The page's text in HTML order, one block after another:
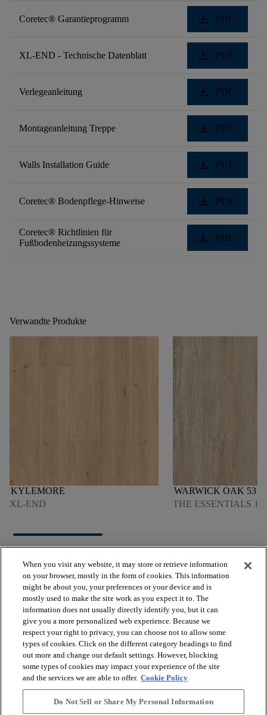
Coretec® Garantieprogramm download PDF
XL-END - Technische Datenblatt download PDF
Verlegeanleitung download PDF
Montageanleitung Treppe download PDF
Walls Installation Guide download PDF
Coretec® Bodenpflege-Hinweise download PDF
Coretec® Richtlinien für
Fußbodenheizungssysteme
download PDF
Verwandte Produkte
KYLEMORE
XL-END
WARWICK OAK 53
THE ESSENTIALS
PRODUKTE ANSEHEN
NÜTZLICHE TOOLS
UNSERE DIENSTLEISTUNGEN
When you visit any website, it may store or retrieve information
on your browser, mostly in the form of cookies. This information
might be about you, your preferences or your device and is
mostly used to make the site work as you expect it to. The
information does not usually directly identify you, but it can
give you a more personalized web experience. Because we
respect your right to privacy, you can choose not to allow some
types of cookies. Click on the different category headings to find
out more and change our default settings. However, blocking
some types of cookies may impact your experience of the site
and the services we are able to offer. Cookie Policy
Do Not Sell or Share My Personal Information